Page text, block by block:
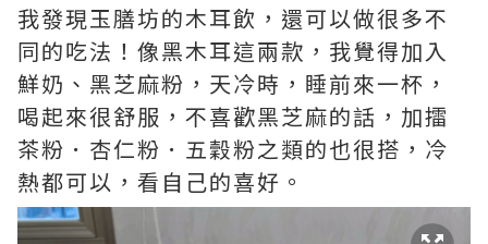
我發現玉膳坊的木耳飲，還可以做很多不
同的吃法！像黑木耳這兩款，我覺得加入
鮮奶、黑芝麻粉，天冷時，睡前來一杯，
喝起來很舒服，不喜歡黑芝麻的話，加擂
茶粉．杏仁粉．五穀粉之類的也很搭，冷
熱都可以，看自己的喜好。